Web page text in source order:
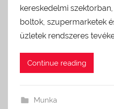
kereskedelmi
boltok, szupermarketek
üzletek rendszeres
Continue reading
Munka